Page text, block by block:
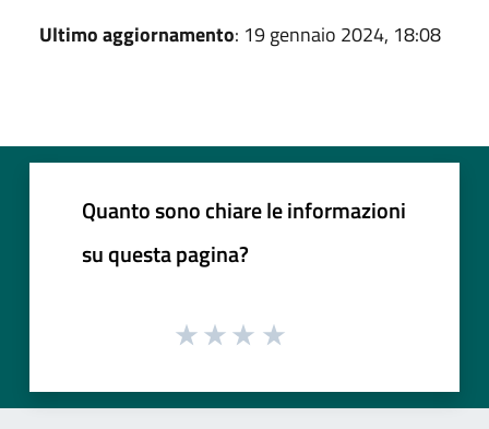
Ultimo aggiornamento: 19 gennaio 2024, 18:08
Quanto sono chiare le informazioni
su questa pagina?